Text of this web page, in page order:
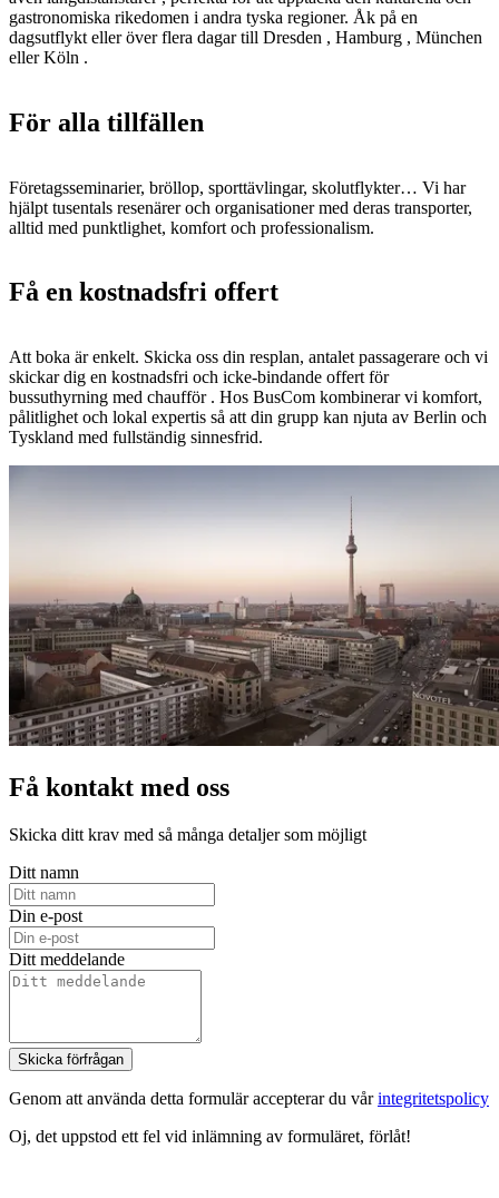
gastronomiska rikedomen i andra tyska regioner. Åk på en
dagsutflykt eller över flera dagar till Dresden , Hamburg , München
eller Köln .
För alla tillfällen
Företagsseminarier, bröllop, sporttävlingar, skolutflykter… Vi har
hjälpt tusentals resenärer och organisationer med deras transporter,
alltid med punktlighet, komfort och professionalism.
Få en kostnadsfri offert
Att boka är enkelt. Skicka oss din resplan, antalet passagerare och vi
skickar dig en kostnadsfri och icke-bindande offert för
bussuthyrning med chaufför . Hos BusCom kombinerar vi komfort,
pålitlighet och lokal expertis så att din grupp kan njuta av Berlin och
Tyskland med fullständig sinnesfrid.
Få kontakt med oss
Skicka ditt krav med så många detaljer som möjligt
Ditt namn
Din e-post
Ditt meddelande
Skicka förfrågan
Genom att använda detta formulär accepterar du vårintegritetspolicy
Oj, det uppstod ett fel vid inlämning av formuläret, förlåt!